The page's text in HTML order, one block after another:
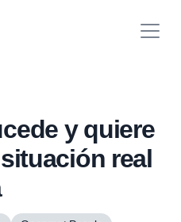
y quiere
real